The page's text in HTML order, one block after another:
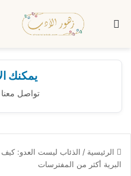
بحث عن
يمكنك
تواصل
الرئيسية / الذئاب ليست العدو: كيف
البرية أكثر من المفترسات